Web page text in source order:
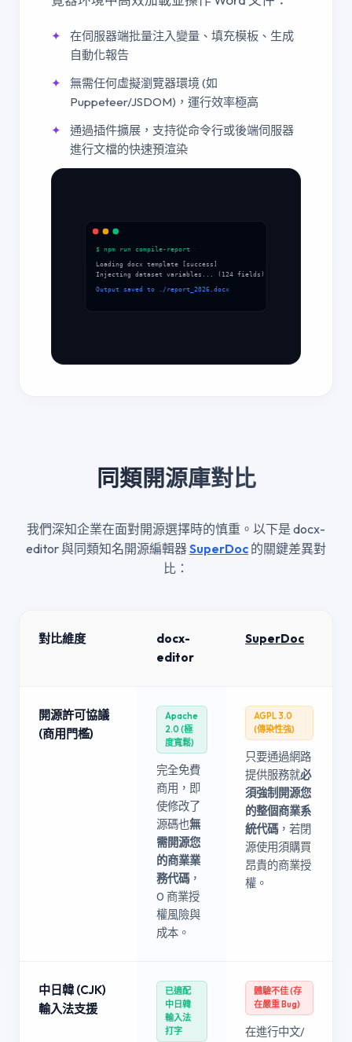
在伺服器端批量注入變量、填充模板、生成
自動化報告
無需任何虛擬瀏覽器環境 (如
Puppeteer/JSDOM)，運行效率極高
通過插件擴展，支持從命令行或後端伺服器
進行文檔的快速預渲染
$ npm run compile-report
Loading docx template [success]
Injecting dataset variables... (124 fields)
Output saved to ./report_2026.docx
同類開源庫對比
我們深知企業在面對開源選擇時的慎重。以下是 docx-
editor 與同類知名開源編輯器SuperDoc 的關鍵差異對
比：
對比維度
docx-
editor
SuperDoc
開源許可協議
(商用門檻)
Apache
2.0 (極
度寬鬆)
完全免費
商用，即
使修改了
源碼也無
需開源您
的商業業
務代碼，
0 商業授
權風險與
成本。
AGPL 3.0
(傳染性強)
只要通過網路
提供服務就必
須強制開源您
的整個商業系
統代碼，若閉
源使用須購買
昂貴的商業授
權。
中日韓 (CJK)
輸入法支援
已適配
中日韓
輸入法
打字
體驗不佳 (存
在嚴重 Bug)
在進行中文/